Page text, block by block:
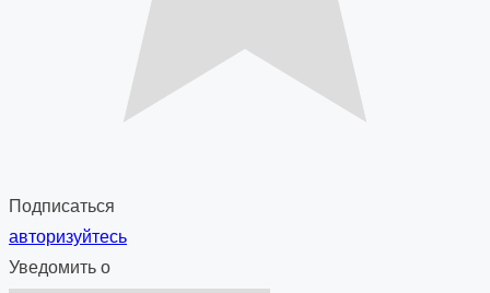
Подписаться
авторизуйтесь
Уведомить о